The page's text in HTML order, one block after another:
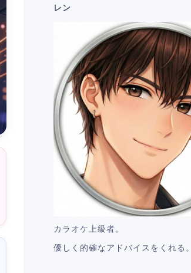
レン
カラオケ上級者。
優しく的確なアドバイスをくれる。